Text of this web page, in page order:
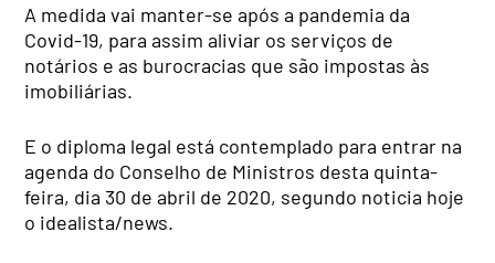
A medida vai manter-se após a pandemia da
Covid-19, para assim aliviar os serviços de
notários e as burocracias que são impostas às
imobiliárias.
E o diploma legal está contemplado para entrar na
agenda do Conselho de Ministros desta quinta-
feira, dia 30 de abril de 2020, segundo noticia hoje
o idealista/news.